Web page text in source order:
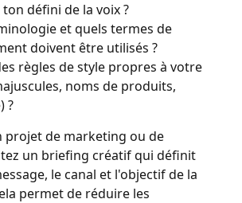
défini de la voix ?
et quels termes de
doivent être utilisés ?
règles de style propres à votre
noms de produits,
?
projet de marketing ou de
un briefing créatif qui définit
le canal et l'objectif de la
permet de réduire les